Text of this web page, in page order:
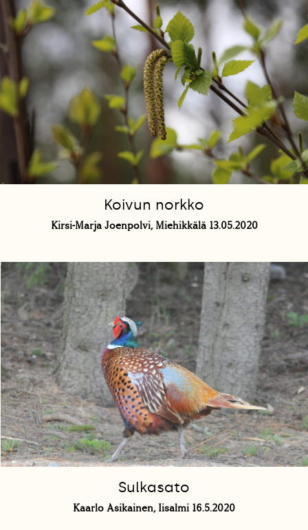
Koivun norkko
Kirsi-Marja Joenpolvi, Miehikkälä 13.05.2020
Sulkasato
Kaarlo Asikainen, Iisalmi 16.5.2020